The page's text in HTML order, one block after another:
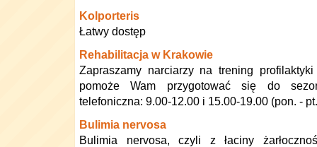
Kolporteris
Łatwy dostęp
Rehabilitacja w Krakowie
Zapraszamy narciarzy na trening
pomoże Wam przygotować się do
telefoniczna: 9.00-12.00 i 15.00-19.00 (pon. -
Bulimia nervosa
Bulimia nervosa, czyli z łaciny